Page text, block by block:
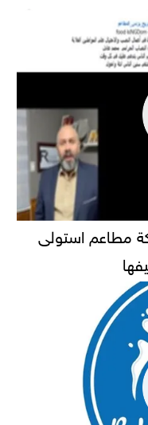
مطاعم استولى